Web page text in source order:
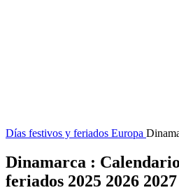
Días festivos y feriados Europa
Dinamarca :
feriados 2025 2026 2027